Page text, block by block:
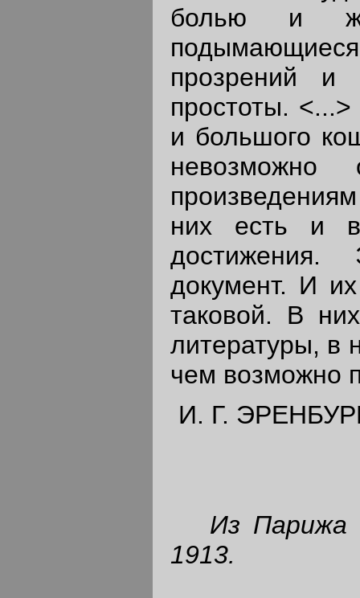
болью и
прозрений и
простоты.
и большого
невозможно
них есть и
документ. И
таковой. В
литературы, в
чем возможно
И. Г.
Из Парижа
1913.